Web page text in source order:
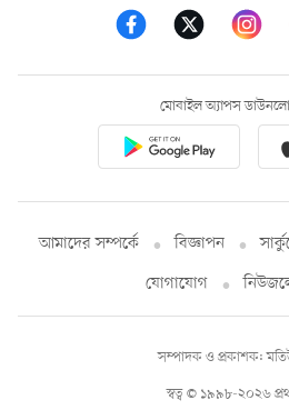
মোবাইল অ্যাপস
আমাদের সম্পর্কে বিজ্ঞাপন
যোগাযোগ
স্বত্ব © ১৯৯৮-২০২৬
সম্পাদক ও প্রকাশক: